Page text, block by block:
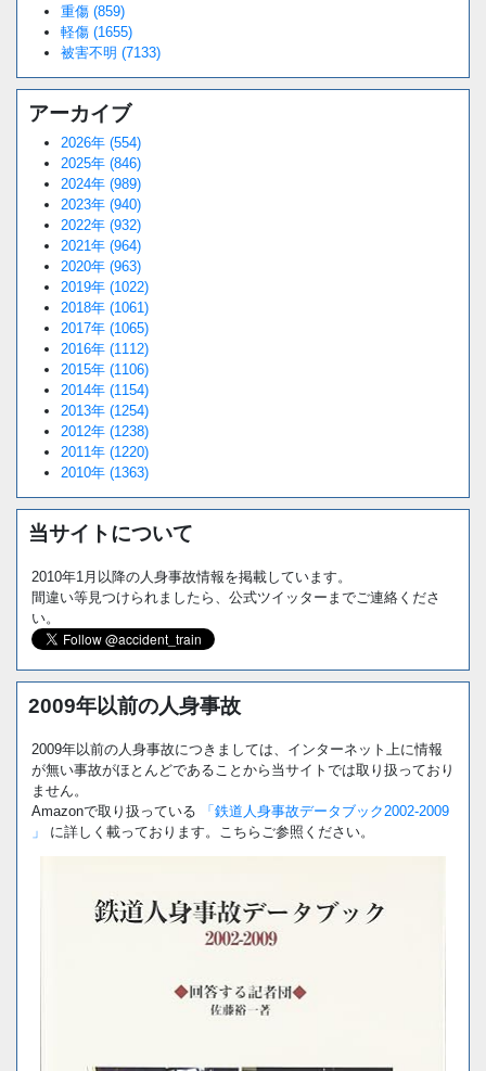
重傷 (859)
軽傷 (1655)
被害不明 (7133)
アーカイブ
2026年 (554)
2025年 (846)
2024年 (989)
2023年 (940)
2022年 (932)
2021年 (964)
2020年 (963)
2019年 (1022)
2018年 (1061)
2017年 (1065)
2016年 (1112)
2015年 (1106)
2014年 (1154)
2013年 (1254)
2012年 (1238)
2011年 (1220)
2010年 (1363)
当サイトについて
2010年1月以降の人身事故情報を掲載しています。
間違い等見つけられましたら、公式ツイッターまでご連絡くださ
い。
2009年以前の人身事故
2009年以前の人身事故につきましては、インターネット上に情報
が無い事故がほとんどであることから当サイトでは取り扱っており
ません。
Amazonで取り扱っている
「鉄道人身事故データブック2002-2009
」
に詳しく載っております。こちらご参照ください。